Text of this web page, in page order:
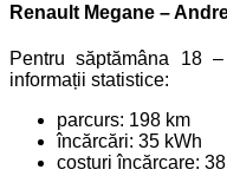
Renault Megane –
Pentru săptămâna 18
informații statistice:
parcurs: 198 km
încărcări: 35 kWh
costuri încărcare: